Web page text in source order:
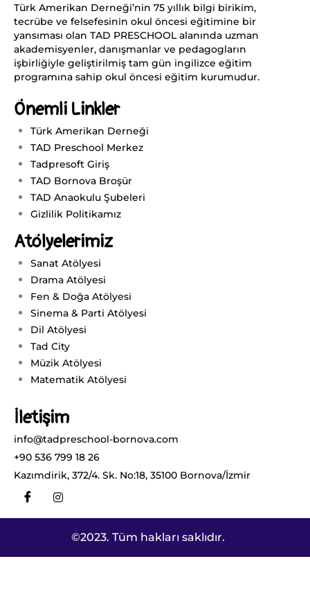
Türk Amerikan Derneği’nin 75 yıllık bilgi birikim,
tecrübe ve felsefesinin okul öncesi eğitimine bir
yansıması olan TAD PRESCHOOL alanında uzman
akademisyenler, danışmanlar ve pedagogların
işbirliğiyle geliştirilmiş tam gün ingilizce eğitim
programına sahip okul öncesi eğitim kurumudur.
Önemli Linkler
Türk Amerikan Derneği
TAD Preschool Merkez
Tadpresoft Giriş
TAD Bornova Broşür
TAD Anaokulu Şubeleri
Gizlilik Politikamız
Atölyelerimiz
Sanat Atölyesi
Drama Atölyesi
Fen & Doğa Atölyesi
Sinema & Parti Atölyesi
Dil Atölyesi
Tad City
Müzik Atölyesi
Matematik Atölyesi
İletişim
info@tadpreschool-bornova.com
+90 536 799 18 26
Kazımdirik, 372/4. Sk. No:18, 35100 Bornova/İzmir
©2023. Tüm hakları saklıdır.